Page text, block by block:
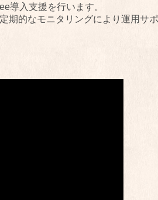
導入支援を行います。
期的なモニタリングにより運用サ